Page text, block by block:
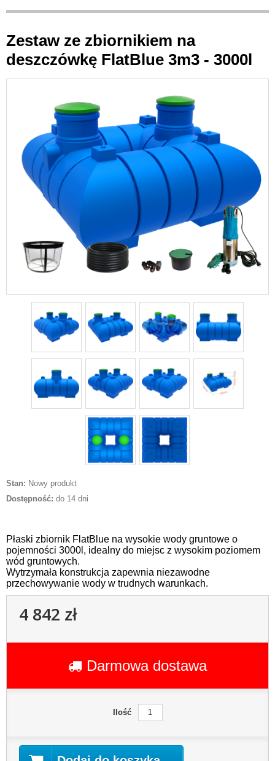
Zestaw ze zbiornikiem na
deszczówkę FlatBlue 3m3 - 3000l
Stan: Nowy produkt
Dostępność: do 14 dni
Płaski zbiornik FlatBlue na wysokie wody gruntowe o
pojemności 3000l, idealny do miejsc z wysokim poziomem
wód gruntowych.
Wytrzymała konstrukcja zapewnia niezawodne
przechowywanie wody w trudnych warunkach.
4 842 zł
Darmowa dostawa
Ilość